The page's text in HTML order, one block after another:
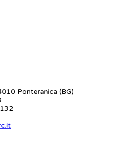
Ponteranica (BG)